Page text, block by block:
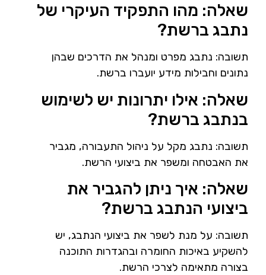
שאלה: מהו התפקיד העיקרי של
נתבג ברשת?
תשובה: נתבג מפרט ומנהל את הדרכים שבהן
נתונים וחבילות מידע יועברו ברשת.
שאלה: אילו יתרונות יש לשימוש
בנתבג ברשת?
תשובה: נתבג מקל על ניהול התעבורה, מגביר
את האבטחה ומשפר את ביצועי הרשת.
שאלה: איך ניתן להגביר את
ביצועי הנתבג ברשת?
תשובה: על מנת לשפר את ביצועי הנתבג, יש
להשקיע באיכות החומרה ובהגדרות התוכנה
בצורה מתאימה לצרכי הרשת.